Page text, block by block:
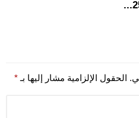
الحقول الإلزامية مشار إليها بـ *